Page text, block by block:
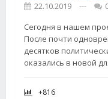
22.10.2019 ---
Сегодня в нашем
После почти
десятков
оказались в новой
+816